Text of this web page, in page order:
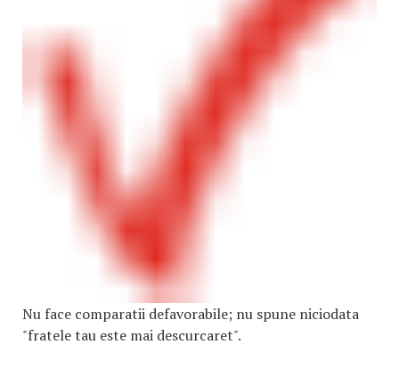
Nu face comparatii defavorabile; nu spune niciodata
"fratele tau este mai descurcaret".